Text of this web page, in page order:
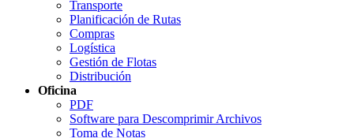
Transporte
Planificación de Rutas
Compras
Logística
Gestión de Flotas
Distribución
Oficina
PDF
Software para Descomprimir Archivos
Toma de Notas